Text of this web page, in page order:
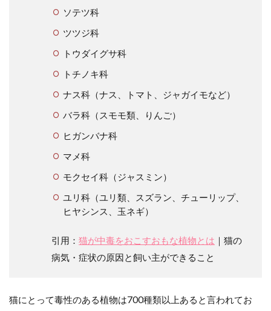
ソテツ科
ツツジ科
トウダイグサ科
トチノキ科
ナス科（ナス、トマト、ジャガイモなど）
バラ科（スモモ類、りんご）
ヒガンバナ科
マメ科
モクセイ科（ジャスミン）
ユリ科（ユリ類、スズラン、チューリップ、
ヒヤシンス、玉ネギ）
引用： 猫が中毒をおこすおもな植物とは ｜猫の
病気・症状の原因と飼い主ができること
猫にとって毒性のある植物は700種類以上あると言われてお